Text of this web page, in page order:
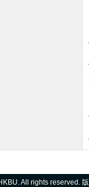
All rights reserved.